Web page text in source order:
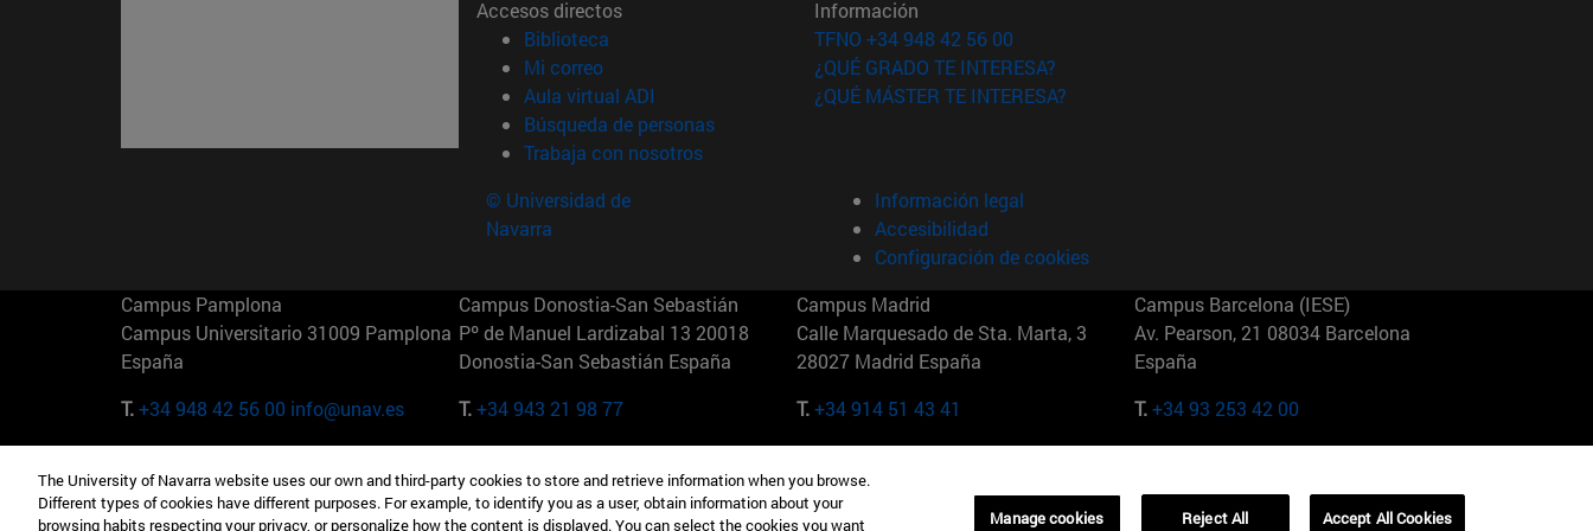
Accesos directos
Biblioteca (abre en nueva ventana)
Mi correo(abre en nueva ventana)
Aula virtual ADI (abre en nueva ventana)
Búsqueda de personas(abre en nueva ventana)
Trabaja con nosotros(abre en nueva ventana)
Información
TFNO +34 948 42 56 00
¿QUÉ GRADO TE INTERESA?
¿QUÉ MÁSTER TE INTERESA?
© Universidad de
Navarra
Información legal
Accesibilidad
Configuración de cookies
Campus Pamplona
Campus Universitario 31009 Pamplona
España
T.+34 948 42 56 00 info@unav.es
Campus Donostia-San Sebastián
Pº de Manuel Lardizabal 13 20018
Donostia-San Sebastián España
T.+34 943 21 98 77
Campus Madrid
Calle Marquesado de Sta. Marta, 3
28027 Madrid España
T.+34 914 51 43 41
Campus Barcelona (IESE)
Av. Pearson, 21 08034 Barcelona
España
T.+34 93 253 42 00
Camino del Cerro Águila 3 28023
Madrid España
165 W 57th St 10019-2201 Nueva York
EE.UU
Maria-Theresia-Straße 15 81675
Múnich Alemania
01321001 Bela Vista Brasil
The University of Navarra website uses our own and third-party cookies to store and retrieve information when you browse.
Different types of cookies have different purposes. For example, to identify you as a user, obtain information about your
browsing habits respecting your privacy, or personalize how the content is displayed. You can select the cookies you want
Manage cookies Reject All Accept All Cookies